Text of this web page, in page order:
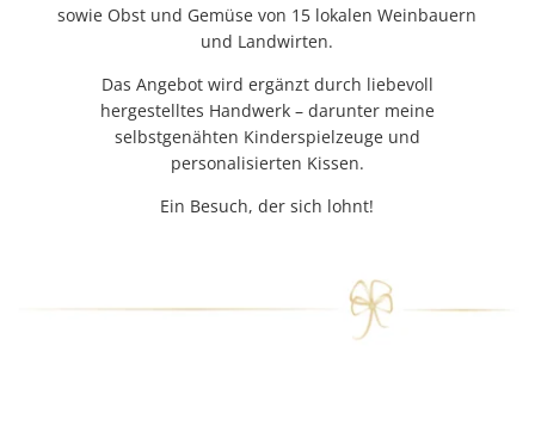
sowie Obst und Gemüse von 15 lokalen Weinbauern
und Landwirten.
Das Angebot wird ergänzt durch liebevoll
hergestelltes Handwerk – darunter meine
selbstgenähten Kinderspielzeuge und
personalisierten Kissen.
Ein Besuch, der sich lohnt!